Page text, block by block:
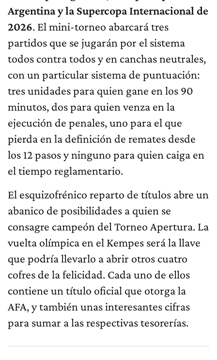
Argentina y la Supercopa Internacional de
2026. El mini-torneo abarcará tres
partidos que se jugarán por el sistema
todos contra todos y en canchas neutrales,
con un particular sistema de puntuación:
tres unidades para quien gane en los 90
minutos, dos para quien venza en la
ejecución de penales, uno para el que
pierda en la definición de remates desde
los 12 pasos y ninguno para quien caiga en
el tiempo reglamentario.
El esquizofrénico reparto de títulos abre un
abanico de posibilidades a quien se
consagre campeón del Torneo Apertura. La
vuelta olímpica en el Kempes será la llave
que podría llevarlo a abrir otros cuatro
cofres de la felicidad. Cada uno de ellos
contiene un título oficial que otorga la
AFA, y también unas interesantes cifras
para sumar a las respectivas tesorerías.